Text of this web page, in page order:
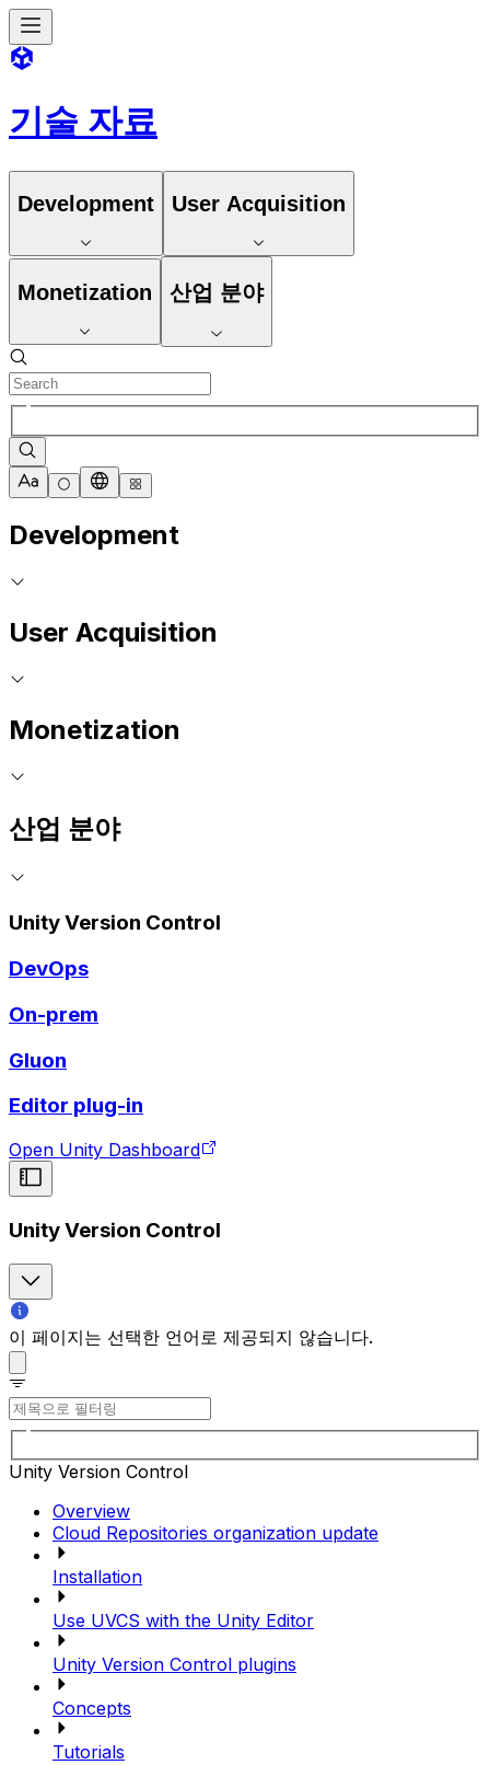
기술 자료
Development User Acquisition
Monetization 산업 분야
Development
User Acquisition
Monetization
산업 분야
Unity Version Control
DevOps
On-prem
Gluon
Editor plug-in
Open Unity Dashboard
Unity Version Control
이 페이지는 선택한 언어로 제공되지 않습니다.
Unity Version Control
Overview
Cloud Repositories organization update
Installation
Use UVCS with the Unity Editor
Unity Version Control plugins
Concepts
Tutorials